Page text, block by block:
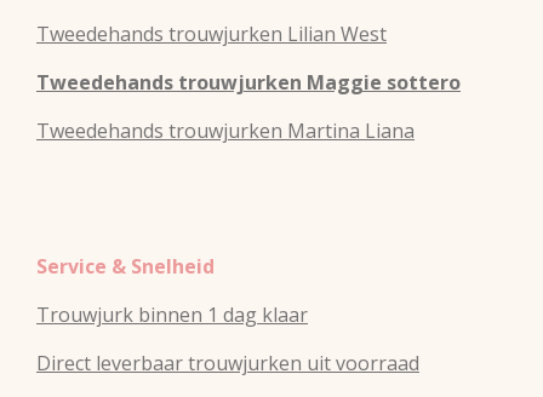
Tweedehands trouwjurken Lilian West
Tweedehands trouwjurken Maggie sottero
Tweedehands trouwjurken Martina Liana
Service & Snelheid
Trouwjurk binnen 1 dag klaar
Direct leverbaar trouwjurken uit voorraad